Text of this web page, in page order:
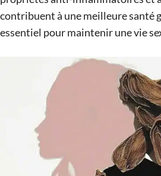
contribuent à une meilleure santé
essentiel pour maintenir une vie